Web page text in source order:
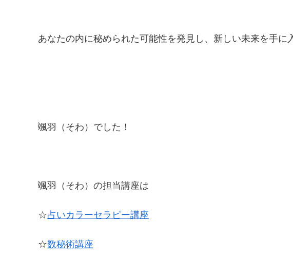
あなたの内に秘められた可能性を発見し、新しい未来を手に
颯羽（そわ）でした！
颯羽（そわ）の担当講座は
☆占いカラーセラピー講座
☆数秘術講座